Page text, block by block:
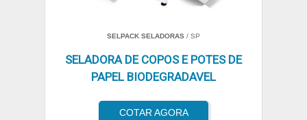
SELPACK SELADORAS / SP
SELADORA DE COPOS E POTES DE
PAPEL BIODEGRADAVEL
COTAR AGORA